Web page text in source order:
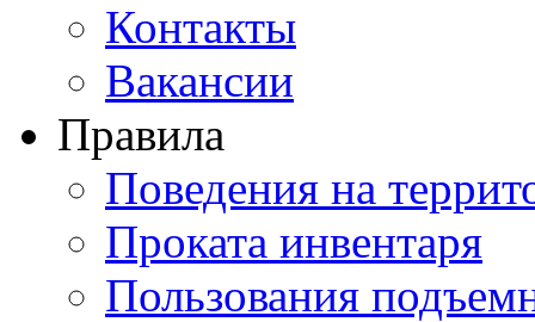
Контакты
Вакансии
Правила
Поведения на
Проката инвентаря
Пользования